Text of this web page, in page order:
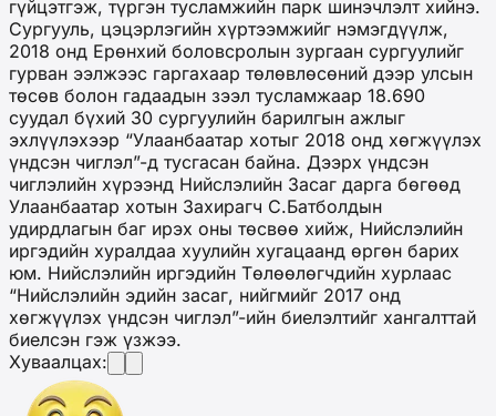
гүйцэтгэж, түргэн тусламжийн парк шинэчлэлт хийнэ.
Сургууль, цэцэрлэгийн хүртээмжийг нэмэгдүүлж,
2018 онд Ерөнхий боловсролын зургаан сургуулийг
гурван ээлжээс гаргахаар төлөвлөсөний дээр улсын
төсөв болон гадаадын зээл тусламжаар 18.690
суудал бүхий 30 сургуулийн барилгын ажлыг
эхлүүлэхээр “Улаанбаатар хотыг 2018 онд хөгжүүлэх
үндсэн чиглэл”-д тусгасан байна. Дээрх үндсэн
чиглэлийн хүрээнд Нийслэлийн Засаг дарга бөгөөд
Улаанбаатар хотын Захирагч С.Батболдын
удирдлагын баг ирэх оны төсвөө хийж, Нийслэлийн
иргэдийн хуралдаа хуулийн хугацаанд өргөн барих
юм. Нийслэлийн иргэдийн Төлөөлөгчдийн хурлаас
“Нийслэлийн эдийн засаг, нийгмийг 2017 онд
хөгжүүлэх үндсэн чиглэл”-ийн биелэлтийг хангалттай
биелсэн гэж үзжээ.
Хуваалцах: